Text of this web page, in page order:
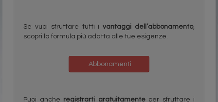
Se vuoi sfruttare tutti ivantaggi dell’abbonamento,
scopri la formula più adatta alle tue esigenze.
Abbonamenti
Puoi anche registrarti gratuitamenteper sfruttare i